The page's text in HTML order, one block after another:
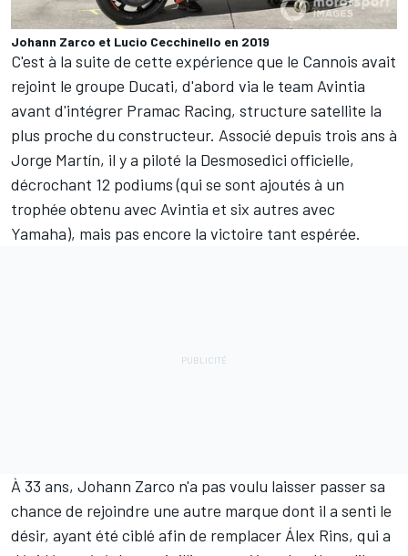
Johann Zarco et Lucio Cecchinello en 2019
C'est à la suite de cette expérience que le Cannois avait
rejoint le groupe Ducati, d'abord via le team Avintia
avant d'intégrer Pramac Racing, structure satellite la
plus proche du constructeur. Associé depuis trois ans à
Jorge Martín, il y a piloté la Desmosedici officielle,
décrochant 12 podiums (qui se sont ajoutés à un
trophée obtenu avec Avintia et six autres avec
Yamaha), mais pas encore la victoire tant espérée.
À 33 ans, Johann Zarco n'a pas voulu laisser passer sa
chance de rejoindre une autre marque dont il a senti le
désir, ayant été ciblé afin de remplacerÁlex Rins, qui a